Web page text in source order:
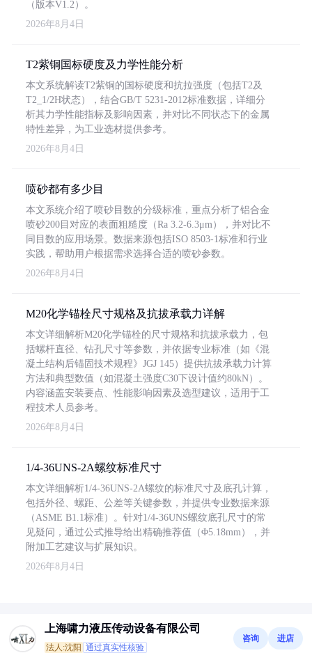
（版本V1.2）。
2026年8月4日
T2紫铜国标硬度及力学性能分析
本文系统解读T2紫铜的国标硬度和抗拉强度（包括T2及
T2_1/2H状态），结合GB/T 5231-2012标准数据，详细分
析其力学性能指标及影响因素，并对比不同状态下的金属
特性差异，为工业选材提供参考。
2026年8月4日
喷砂都有多少目
本文系统介绍了喷砂目数的分级标准，重点分析了铝合金
喷砂200目对应的表面粗糙度（Ra 3.2-6.3μm），并对比不
同目数的应用场景。数据来源包括ISO 8503-1标准和行业
实践，帮助用户根据需求选择合适的喷砂参数。
2026年8月4日
M20化学锚栓尺寸规格及抗拔承载力详解
本文详细解析M20化学锚栓的尺寸规格和抗拔承载力，包
括螺杆直径、钻孔尺寸等参数，并依据专业标准（如《混
凝土结构后锚固技术规程》JGJ 145）提供抗拔承载力计算
方法和典型数值（如混凝土强度C30下设计值约80kN）。
内容涵盖安装要点、性能影响因素及选型建议，适用于工
程技术人员参考。
2026年8月4日
1/4-36UNS-2A螺纹标准尺寸
本文详细解析1/4-36UNS-2A螺纹的标准尺寸及底孔计算，
包括外径、螺距、公差等关键参数，并提供专业数据来源
（ASME B1.1标准）。针对1/4-36UNS螺纹底孔尺寸的常
见疑问，通过公式推导给出精确推荐值（Φ5.18mm），并
附加工艺建议与扩展知识。
2026年8月4日
上海啸力液压传动设备有限公司
法人:沈阳 通过真实性核验
咨询 进店